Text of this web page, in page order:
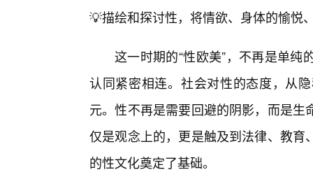
💡描绘和探讨性，将情欲、身体的愉悦
这一时期的“性欧美”，不再是单
认同紧密相连。社会对性的态度，从
元。性不再是需要回避的阴影，而是
仅是观念上的，更是触及到法律、教
的性文化奠定了基础。